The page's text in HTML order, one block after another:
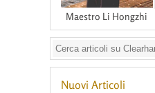
Maestro Li Hongzhi
Nuovi Articoli